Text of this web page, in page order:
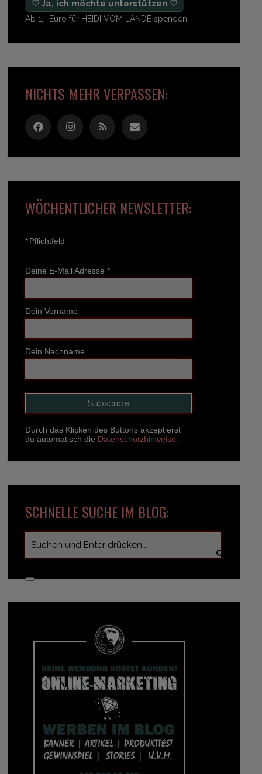
♡ Ja, ich möchte unterstützen ♡
Ab 1,- Euro für HEIDI VOM LANDE spenden!
NICHTS MEHR VERPASSEN:
WÖCHENTLICHER NEWSLETTER:
*Pflichtfeld
Deine E-Mail Adresse *
Dein Vorname
Dein Nachname
Durch das Klicken des Buttons akzeptierst
du automatisch die Datenschutzhinweise.
SCHNELLE SUCHE IM BLOG: